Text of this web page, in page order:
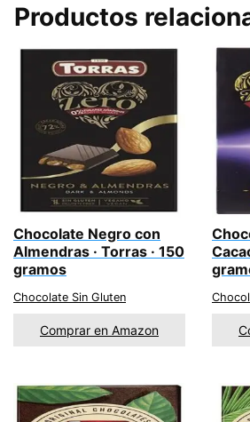
Productos
Chocolate Negro con
Almendras · Torras · 150
gramos
Chocolate Sin Gluten
Comprar en Amazon